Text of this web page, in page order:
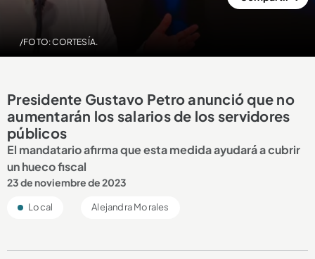
/FOTO: CORTESÍA.
Presidente Gustavo Petro anunció que no
aumentarán los salarios de los servidores
públicos
El mandatario afirma que esta medida ayudará a cubrir
un hueco fiscal
23 de noviembre de 2023
Local Alejandra Morales